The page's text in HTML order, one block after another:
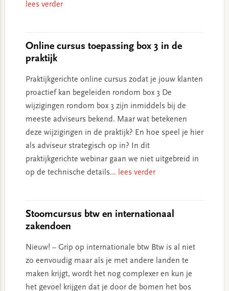
lees verder
Online cursus toepassing box 3 in de
praktijk
Praktijkgerichte online cursus zodat je jouw klanten
proactief kan begeleiden rondom box 3 De
wijzigingen rondom box 3 zijn inmiddels bij de
meeste adviseurs bekend. Maar wat betekenen
deze wijzigingen in de praktijk? En hoe speel je hier
als adviseur strategisch op in? In dit
praktijkgerichte webinar gaan we niet uitgebreid in
op de technische details... lees verder
Stoomcursus btw en internationaal
zakendoen
Nieuw! – Grip op internationale btw Btw is al niet
zo eenvoudig maar als je met andere landen te
maken krijgt, wordt het nog complexer en kun je
het gevoel krijgen dat je door de bomen het bos